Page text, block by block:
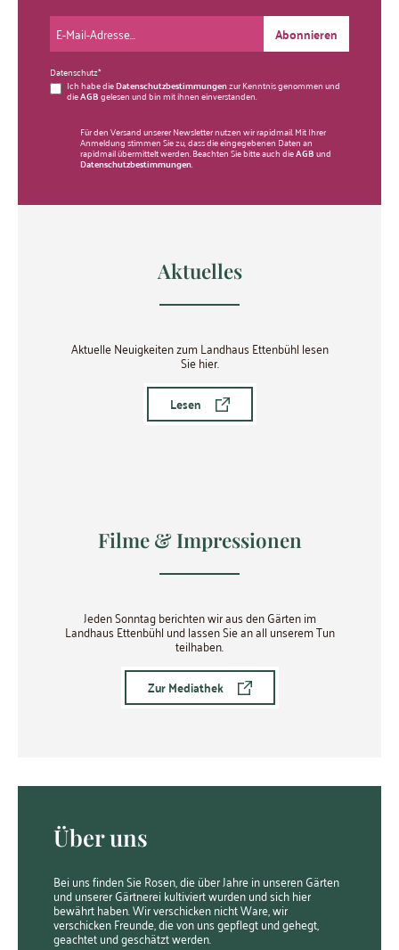
Abonnieren
Datenschutz*
Ich habe dieDatenschutzbestimmungenzur Kenntnis genommen und
dieAGBgelesen und bin mit ihnen einverstanden.
Für den Versand unserer Newsletter nutzen wir rapidmail. Mit Ihrer
Anmeldung stimmen Sie zu, dass die eingegebenen Daten an
rapidmail übermittelt werden. Beachten Sie bitte auch dieAGBund
Datenschutzbestimmungen.
Aktuelles
Aktuelle Neuigkeiten zum Landhaus Ettenbühl lesen
Sie hier.
Lesen
Filme & Impressionen
Jeden Sonntag berichten wir aus den Gärten im
Landhaus Ettenbühl und lassen Sie an all unserem Tun
teilhaben.
Zur Mediathek
Über uns
Bei uns finden Sie Rosen, die über Jahre in unseren Gärten
und unserer Gärtnerei kultiviert wurden und sich hier
bewährt haben. Wir verschicken nicht Ware, wir
verschicken Freunde, die von uns gepflegt und gehegt,
geachtet und geschätzt werden.